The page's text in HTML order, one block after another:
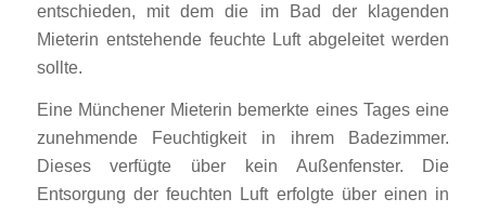
entschieden, mit dem die im Bad der klagenden
Mieterin entstehende feuchte Luft abgeleitet werden
sollte.
Eine Münchener Mieterin bemerkte eines Tages eine
zunehmende Feuchtigkeit in ihrem Badezimmer.
Dieses verfügte über kein Außenfenster. Die
Entsorgung der feuchten Luft erfolgte über einen in